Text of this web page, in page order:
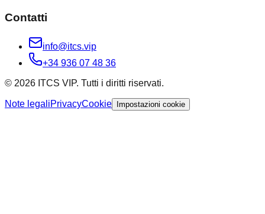
Contatti
info@itcs.vip
+34 936 07 48 36
© 2026 ITCS VIP. Tutti i diritti riservati.
Note legaliPrivacyCookie Impostazioni cookie